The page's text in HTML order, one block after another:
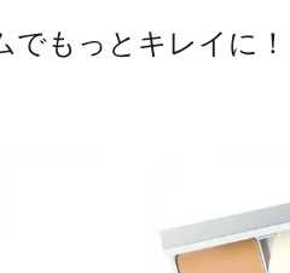
でもっとキレイに！